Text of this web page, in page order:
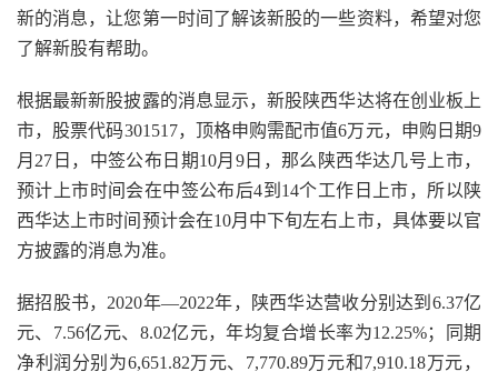
新的消息，让您第一时间了解该新股的一些资料，希望对您
了解新股有帮助。
根据最新新股披露的消息显示，新股陕西华达将在创业板上
市，股票代码301517，顶格申购需配市值6万元，申购日期9
月27日，中签公布日期10月9日，那么陕西华达几号上市，
预计上市时间会在中签公布后4到14个工作日上市，所以陕
西华达上市时间预计会在10月中下旬左右上市，具体要以官
方披露的消息为准。
据招股书，2020年—2022年，陕西华达营收分别达到6.37亿
元、7.56亿元、8.02亿元，年均复合增长率为12.25%；同期
净利润分别为6,651.82万元、7,770.89万元和7,910.18万元，